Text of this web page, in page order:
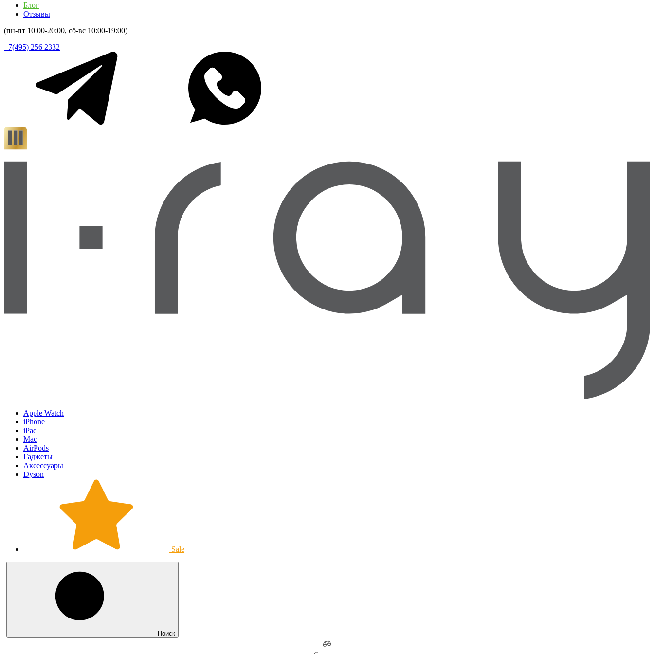
Блог
Отзывы
(пн-пт 10:00-20:00, сб-вс 10:00-19:00)
+7(495) 256 2332
Apple Watch
iPhone
iPad
Mac
AirPods
Гаджеты
Аксессуары
Dyson
Sale
Поиск